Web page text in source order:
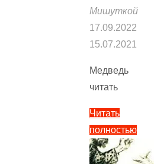
Мишуткой
17.09.2022
15.07.2021
Медведь
читать
Читать
полностью
"Медведь